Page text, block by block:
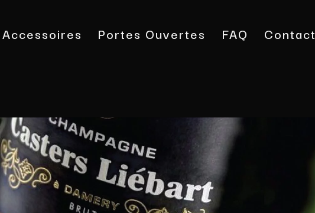
Accessoires Portes Ouvertes FAQ
Contact